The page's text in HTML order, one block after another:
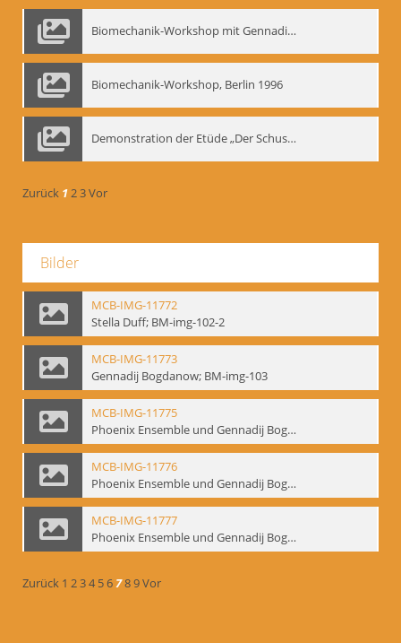
Biomechanik-Workshop mit Gennadij Nikolajewitsch Bogdanow im Mime Centrum Berlin, 1991
Biomechanik-Workshop, Berlin 1996
Demonstration der Etüde „Der Schuss mit dem Bogen“ durch Gennadij Nikolajewitsch Bogdanow, Berlin 1991
Zurück 123Vor
Bilder
MCB-IMG-11772
Stella Duff; BM-img-102-2
MCB-IMG-11773
Gennadij Bogdanow; BM-img-103
MCB-IMG-11775
Phoenix Ensemble und Gennadij Bogdanow; BM-img-105-1
MCB-IMG-11776
Phoenix Ensemble und Gennadij Bogdanow; BM-img-105-2
MCB-IMG-11777
Phoenix Ensemble und Gennadij Bogdanow; BM-img-105-3
Zurück 1 234 56789Vor